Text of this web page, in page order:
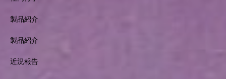
製品紹介
製品紹介
近況報告